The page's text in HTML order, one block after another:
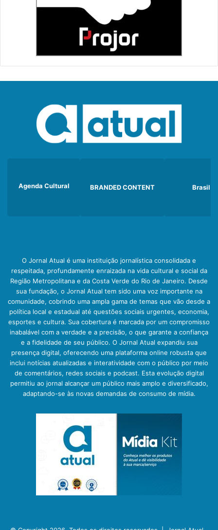
Agenda Cultural BRANDED CONTENT Brasil
O Jornal Atual é uma instituição jornalística consolidada e
respeitada, profundamente enraizada na vida cultural e social da
Região Metropolitana e da Costa Verde do Rio de Janeiro. Desde
sua fundação, o Jornal Atual tem sido uma voz importante na
comunidade, cobrindo uma ampla gama de temas que vão desde a
política local e estadual até questões sociais urgentes, economia,
esportes e cultura. Sua cobertura é marcada por um compromisso
inabalável com a verdade e a precisão, o que garante a confiança
e a fidelidade de seu público. O Jornal Atual expandiu sua
presença digital, oferecendo uma plataforma online robusta que
inclui notícias atualizadas e interatividade com o público por meio
de comentários, redes sociais e podcast. Esta evolução digital
permitiu ao jornal alcançar um público mais amplo e diversificado,
adaptando-se às novas demandas de consumo de mídia.